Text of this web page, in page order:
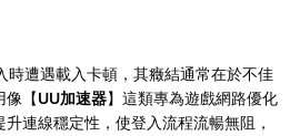
時遭遇載入卡頓，其癥結通常在於不佳
像【UU加速器】這類專為遊戲網路優化
連線穩定性，使登入流程流暢無阻，